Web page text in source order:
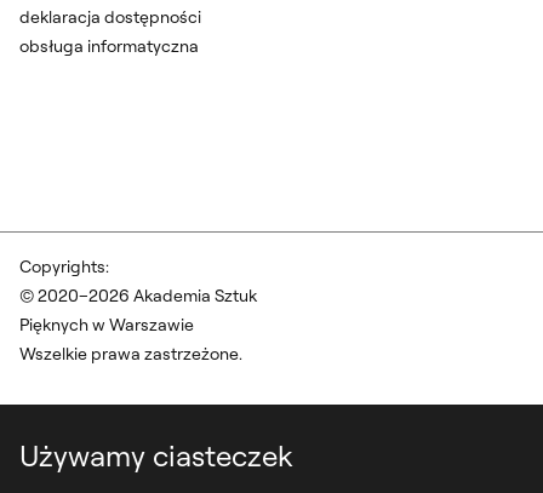
Używamy ciasteczek
Copyrights:
© 2020–2026 Akademia Sztuk
Pięknych w Warszawie
Wszelkie prawa zastrzeżone.
deklaracja dostępności
obsługa informatyczna